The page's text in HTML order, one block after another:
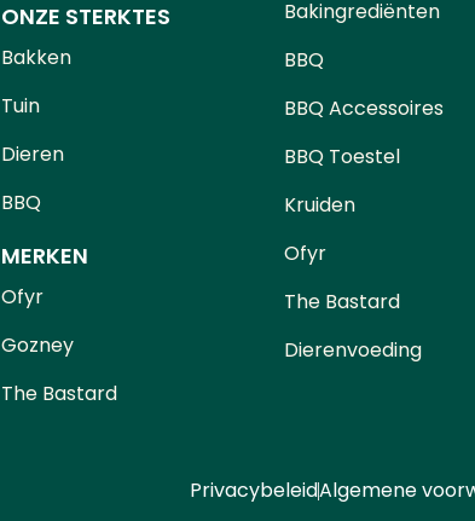
ONZE STERKTES
Bakken
Tuin
Dieren
BBQ
MERKEN
Ofyr
Gozney
The Bastard
Bakingrediënten
BBQ
BBQ Accessoires
BBQ Toestel
Kruiden
Ofyr
The Bastard
Dierenvoeding
PrivacybeleidAlgemene